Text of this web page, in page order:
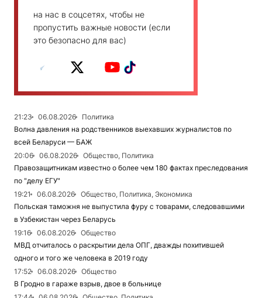
на нас в соцсетях, чтобы не
пропустить важные новости (если
это безопасно для вас)
21:23 06.08.2026
Политика
Волна давления на родственников выехавших журналистов по
всей Беларуси — БАЖ
20:06
06.08.2026
Общество, Политика
Правозащитникам известно о более чем 180 фактах преследования
по "делу ЕГУ"
19:21
06.08.2026
Общество, Политика, Экономика
Польская таможня не выпустила фуру с товарами, следовавшими
в Узбекистан через Беларусь
19:16
06.08.2026
Общество
МВД отчиталось о раскрытии дела ОПГ, дважды похитившей
одного и того же человека в 2019 году
17:52
06.08.2026
Общество
В Гродно в гараже взрыв, двое в больнице